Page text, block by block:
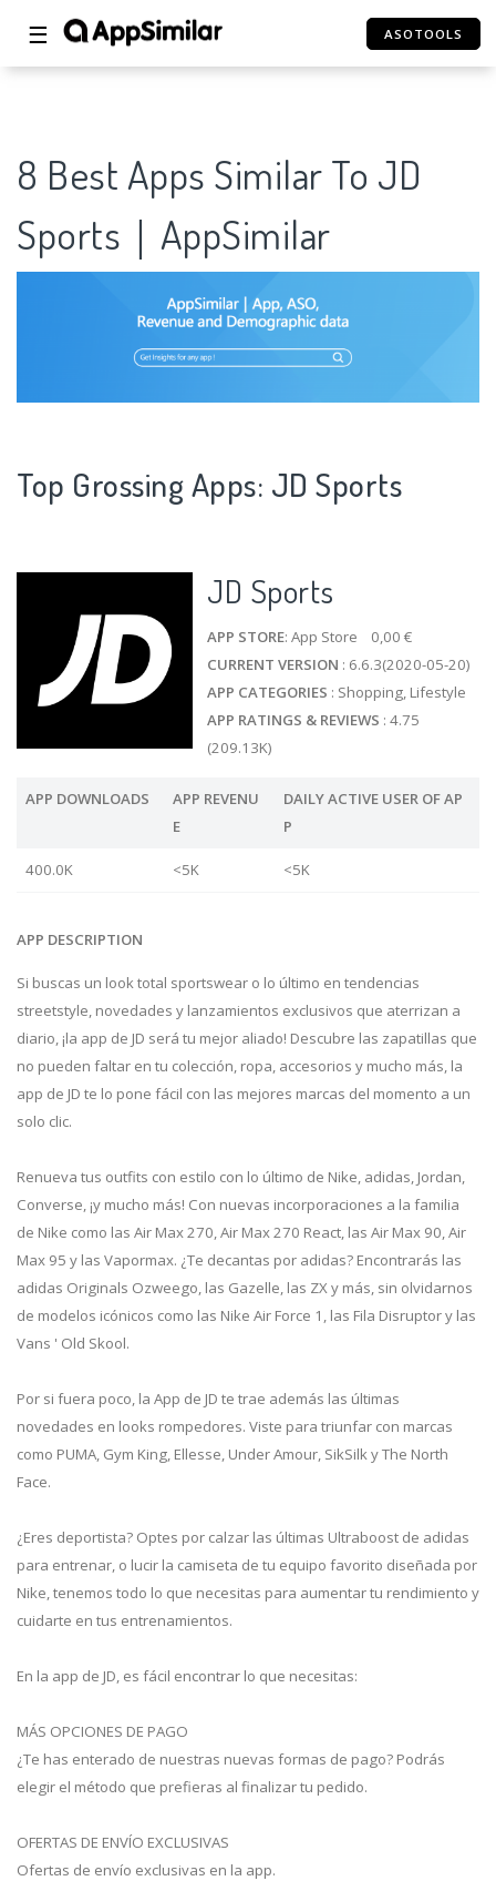
☰ ASOTOOLS
8 Best Apps Similar To JD
Sports｜AppSimilar
Top Grossing Apps: JD Sports
JD Sports
APP STORE: App Store 0,00 €
CURRENT VERSION : 6.6.3(2020-05-20)
APP CATEGORIES : Shopping, Lifestyle
APP RATINGS & REVIEWS : 4.75
(209.13K)
APP DOWNLOADS
APP REVENU
E
DAILY ACTIVE USER OF AP
P
400.0K <5K <5K
APP DESCRIPTION
Si buscas un look total sportswear o lo último en tendencias
streetstyle, novedades y lanzamientos exclusivos que aterrizan a
diario, ¡la app de JD será tu mejor aliado! Descubre las zapatillas que
no pueden faltar en tu colección, ropa, accesorios y mucho más, la
app de JD te lo pone fácil con las mejores marcas del momento a un
solo clic.
Renueva tus outfits con estilo con lo último de Nike, adidas, Jordan,
Converse, ¡y mucho más! Con nuevas incorporaciones a la familia
de Nike como las Air Max 270, Air Max 270 React, las Air Max 90, Air
Max 95 y las Vapormax. ¿Te decantas por adidas? Encontrarás las
adidas Originals Ozweego, las Gazelle, las ZX y más, sin olvidarnos
de modelos icónicos como las Nike Air Force 1, las Fila Disruptor y las
Vans ' Old Skool.
Por si fuera poco, la App de JD te trae además las últimas
novedades en looks rompedores. Viste para triunfar con marcas
como PUMA, Gym King, Ellesse, Under Amour, SikSilk y The North
Face.
¿Eres deportista? Optes por calzar las últimas Ultraboost de adidas
para entrenar, o lucir la camiseta de tu equipo favorito diseñada por
Nike, tenemos todo lo que necesitas para aumentar tu rendimiento y
cuidarte en tus entrenamientos.
En la app de JD, es fácil encontrar lo que necesitas:
MÁS OPCIONES DE PAGO
¿Te has enterado de nuestras nuevas formas de pago? Podrás
elegir el método que prefieras al finalizar tu pedido.
OFERTAS DE ENVÍO EXCLUSIVAS
Ofertas de envío exclusivas en la app.